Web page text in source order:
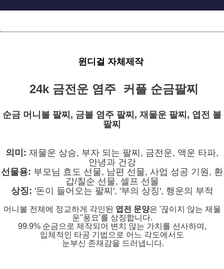
윈디걸 자체제작
24k 금전운 염주 커플 순금팔찌
순금 머니볼 팔찌, 금볼 염주 팔찌, 재물운 팔찌, 엽전 볼
팔찌
의미: 재물운 상승, 부자 되는 팔찌, 금전운, 액운 타파,
안녕과 건강
선물용: 부모님 효도 선물, 남편 선물, 사업 성공 기원, 환
갑/칠순 선물, 셀프 선물
상징: '돈이 들어오는 팔찌', '부의 상징', 행운의 부적
머니볼 전체에 정교하게 각인된 엽전 문양은 '끊이지 않는 재물
운''풍요'를 상징합니다.
99.9% 순금으로 제작되어 변치 않는 가치를 선사하며,
입체적인 타공 기법으로 어느 각도에서도
눈부신 존재감을 드러냅니다.